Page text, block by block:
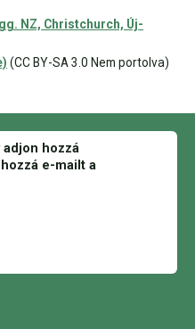
NZ, Christchurch, Új-
(CC BY-SA 3.0 Nem portolva)